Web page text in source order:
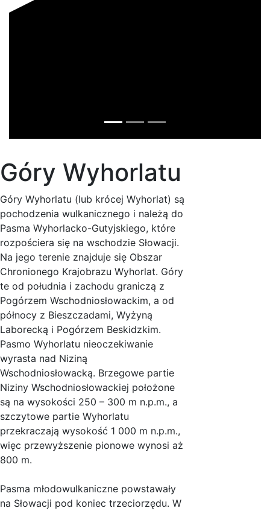
Góry Wyhorlatu
Góry Wyhorlatu (lub krócej Wyhorlat) są
pochodzenia wulkanicznego i należą do
Pasma Wyhorlacko-Gutyjskiego, które
rozpościera się na wschodzie Słowacji.
Na jego terenie znajduje się Obszar
Chronionego Krajobrazu Wyhorlat. Góry
te od południa i zachodu graniczą z
Pogórzem Wschodniosłowackim, a od
północy z Bieszczadami, Wyżyną
Laborecką i Pogórzem Beskidzkim.
Pasmo Wyhorlatu nieoczekiwanie
wyrasta nad Niziną
Wschodniosłowacką. Brzegowe partie
Niziny Wschodniosłowackiej położone
są na wysokości 250 – 300 m n.p.m., a
szczytowe partie Wyhorlatu
przekraczają wysokość 1 000 m n.p.m.,
więc przewyższenie pionowe wynosi aż
800 m.
Pasma młodowulkaniczne powstawały
na Słowacji pod koniec trzeciorzędu. W